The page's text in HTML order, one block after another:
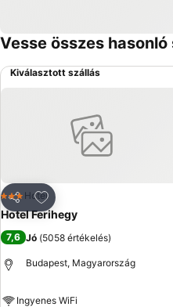
Vesse összes
Kiválasztott szállás
Megosztás
Hozzáadás a
3 Kategória
Hotel
Hotel Ferihegy
7,6 Jó (5058 értékelés)
Budapest, Magyarország
Ingyenes WiFi